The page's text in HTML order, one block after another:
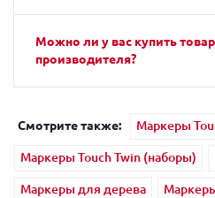
Можно ли у вас купить
производителя?
Смотрите также:
Маркеры
Маркеры Touch Twin (наборы)
Маркеры для дерева